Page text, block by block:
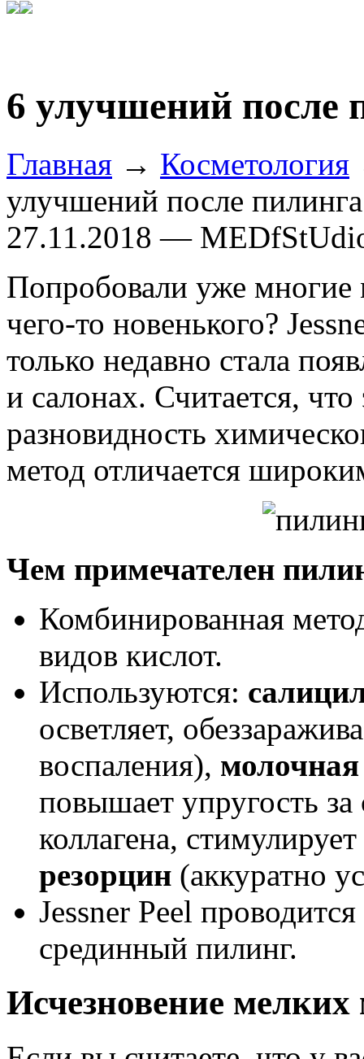
6 улучшений после
Главная → Косметология
улучшений после пилинга
27.11.2018 —
Попробовали уже многие
чего-то новенького?
только недавно стала
и салонах. Считается,
разновидность
метод отличается
Чем примечателен
Комбинированная
видов кислот.
Используются:
осветляет,
воспаления),
повышает упругость за
коллагена,
резорцин (аккуратно
Jessner Peel
срединный пилинг.
Исчезновение